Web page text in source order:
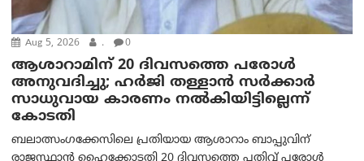
Aug 5, 2026 . 0
ആശാറാമിന് 20 ദിവസത്തെ പരോൾ
അനുവദിച്ചു; ഹർജി തള്ളാൻ സർക്കാർ
സാധുവായ കാരണം നൽകിയിട്ടില്ലെന്ന്
കോടതി
ബലാത്സംഗക്കേസിലെ പ്രതിയായ ആശാറാം ബാപ്പുവിന്
രാജസ്ഥാൻ ഹൈക്കോടതി 20 ദിവസത്തെ പതിവ് പരോൾ